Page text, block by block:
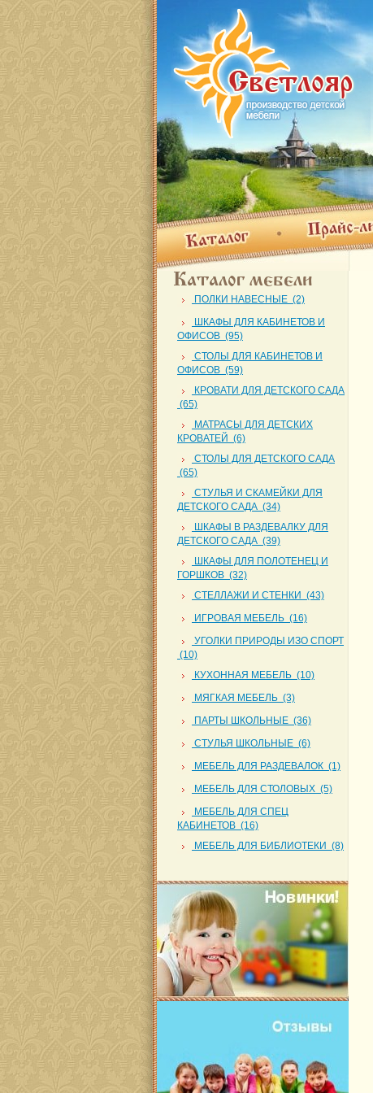
Каталог
Прайс-лист
Каталог мебели
ПОЛКИ НАВЕСНЫЕ (2)
ШКАФЫ ДЛЯ КАБИНЕТОВ И
ОФИСОВ (95)
СТОЛЫ ДЛЯ КАБИНЕТОВ И
ОФИСОВ (59)
КРОВАТИ ДЛЯ ДЕТСКОГО САДА
(65)
МАТРАСЫ ДЛЯ ДЕТСКИХ
КРОВАТЕЙ (6)
СТОЛЫ ДЛЯ ДЕТСКОГО САДА
(65)
СТУЛЬЯ И СКАМЕЙКИ ДЛЯ
ДЕТСКОГО САДА (34)
ШКАФЫ В РАЗДЕВАЛКУ ДЛЯ
ДЕТСКОГО САДА (39)
ШКАФЫ ДЛЯ ПОЛОТЕНЕЦ И
ГОРШКОВ (32)
СТЕЛЛАЖИ И СТЕНКИ (43)
ИГРОВАЯ МЕБЕЛЬ (16)
УГОЛКИ ПРИРОДЫ ИЗО СПОРТ
(10)
КУХОННАЯ МЕБЕЛЬ (10)
МЯГКАЯ МЕБЕЛЬ (3)
ПАРТЫ ШКОЛЬНЫЕ (36)
СТУЛЬЯ ШКОЛЬНЫЕ (6)
МЕБЕЛЬ ДЛЯ РАЗДЕВАЛОК (1)
МЕБЕЛЬ ДЛЯ СТОЛОВЫХ (5)
МЕБЕЛЬ ДЛЯ СПЕЦ
КАБИНЕТОВ (16)
МЕБЕЛЬ ДЛЯ БИБЛИОТЕКИ (8)